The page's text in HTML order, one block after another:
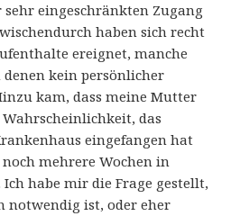
eingeschränkten Zugang
haben sich recht
ereignet, manche
kein persönlicher
kam, dass meine Mutter
das
eingefangen hat
mehrere Wochen in
habe mir die Frage gestellt,
notwendig ist, oder eher